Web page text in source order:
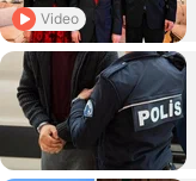
Video